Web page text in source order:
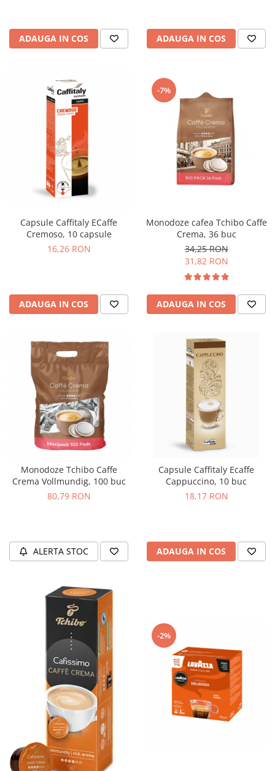
Filtre
ADAUGA IN COS ADAUGA IN COS
Capsule Caffitaly ECaffe
Cremoso, 10 capsule
16,26 RON
ADAUGA IN COS
-7%
Monodoze cafea Tchibo Caffe
Crema, 36 buc
34,25 RON
31,82 RON
ADAUGA IN COS
Monodoze Tchibo Caffe
Crema Vollmundig, 100 buc
80,79 RON
ALERTA STOC
Capsule Caffitaly Ecaffe
Cappuccino, 10 buc
18,17 RON
ADAUGA IN COS
-2%